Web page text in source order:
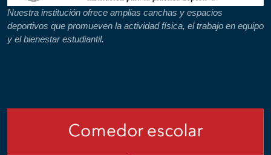
Nuestra institución ofrece amplias canchas y espacios
deportivos que promueven la actividad física, el trabajo en equipo
y el bienestar estudiantil.